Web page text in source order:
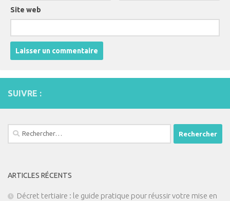
Site web
SUIVRE :
Rechercher :
ARTICLES RÉCENTS
Décret tertiaire : le guide pratique pour réussir votre mise en